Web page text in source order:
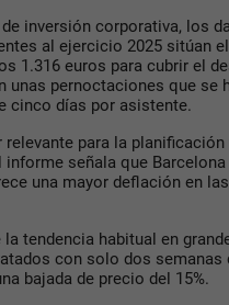
inversión corporativa, los
al ejercicio 2025 sitúan
1.316 euros para cubrir el
unas pernoctaciones que se
cinco días por asistente.
para la planificación
informe señala que
una mayor deflación en
la tendencia habitual en
con solo dos semanas
bajada de precio del 15%.